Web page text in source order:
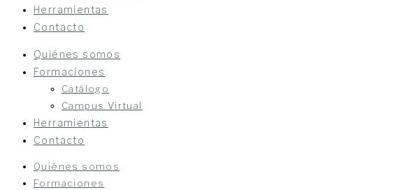
Herramientas
Contacto
Quiénes somos
Formaciones
Catálogo
Campus Virtual
Herramientas
Contacto
Quiénes somos
Formaciones